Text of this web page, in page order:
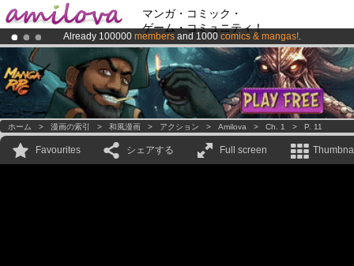
マンガ・コミック・
ゲーム・コミュニティ！
Already 100000 members and 1000 comics & mangas!.
Premium membership from3.95 eurosper month !Get membership
AmilovaKickstarter is now LIVE!.
ホーム > 漫画の索引 > 和風漫画 > アクション > Amilova > Ch. 1 > P. 11
Favourites シェアする Full screen